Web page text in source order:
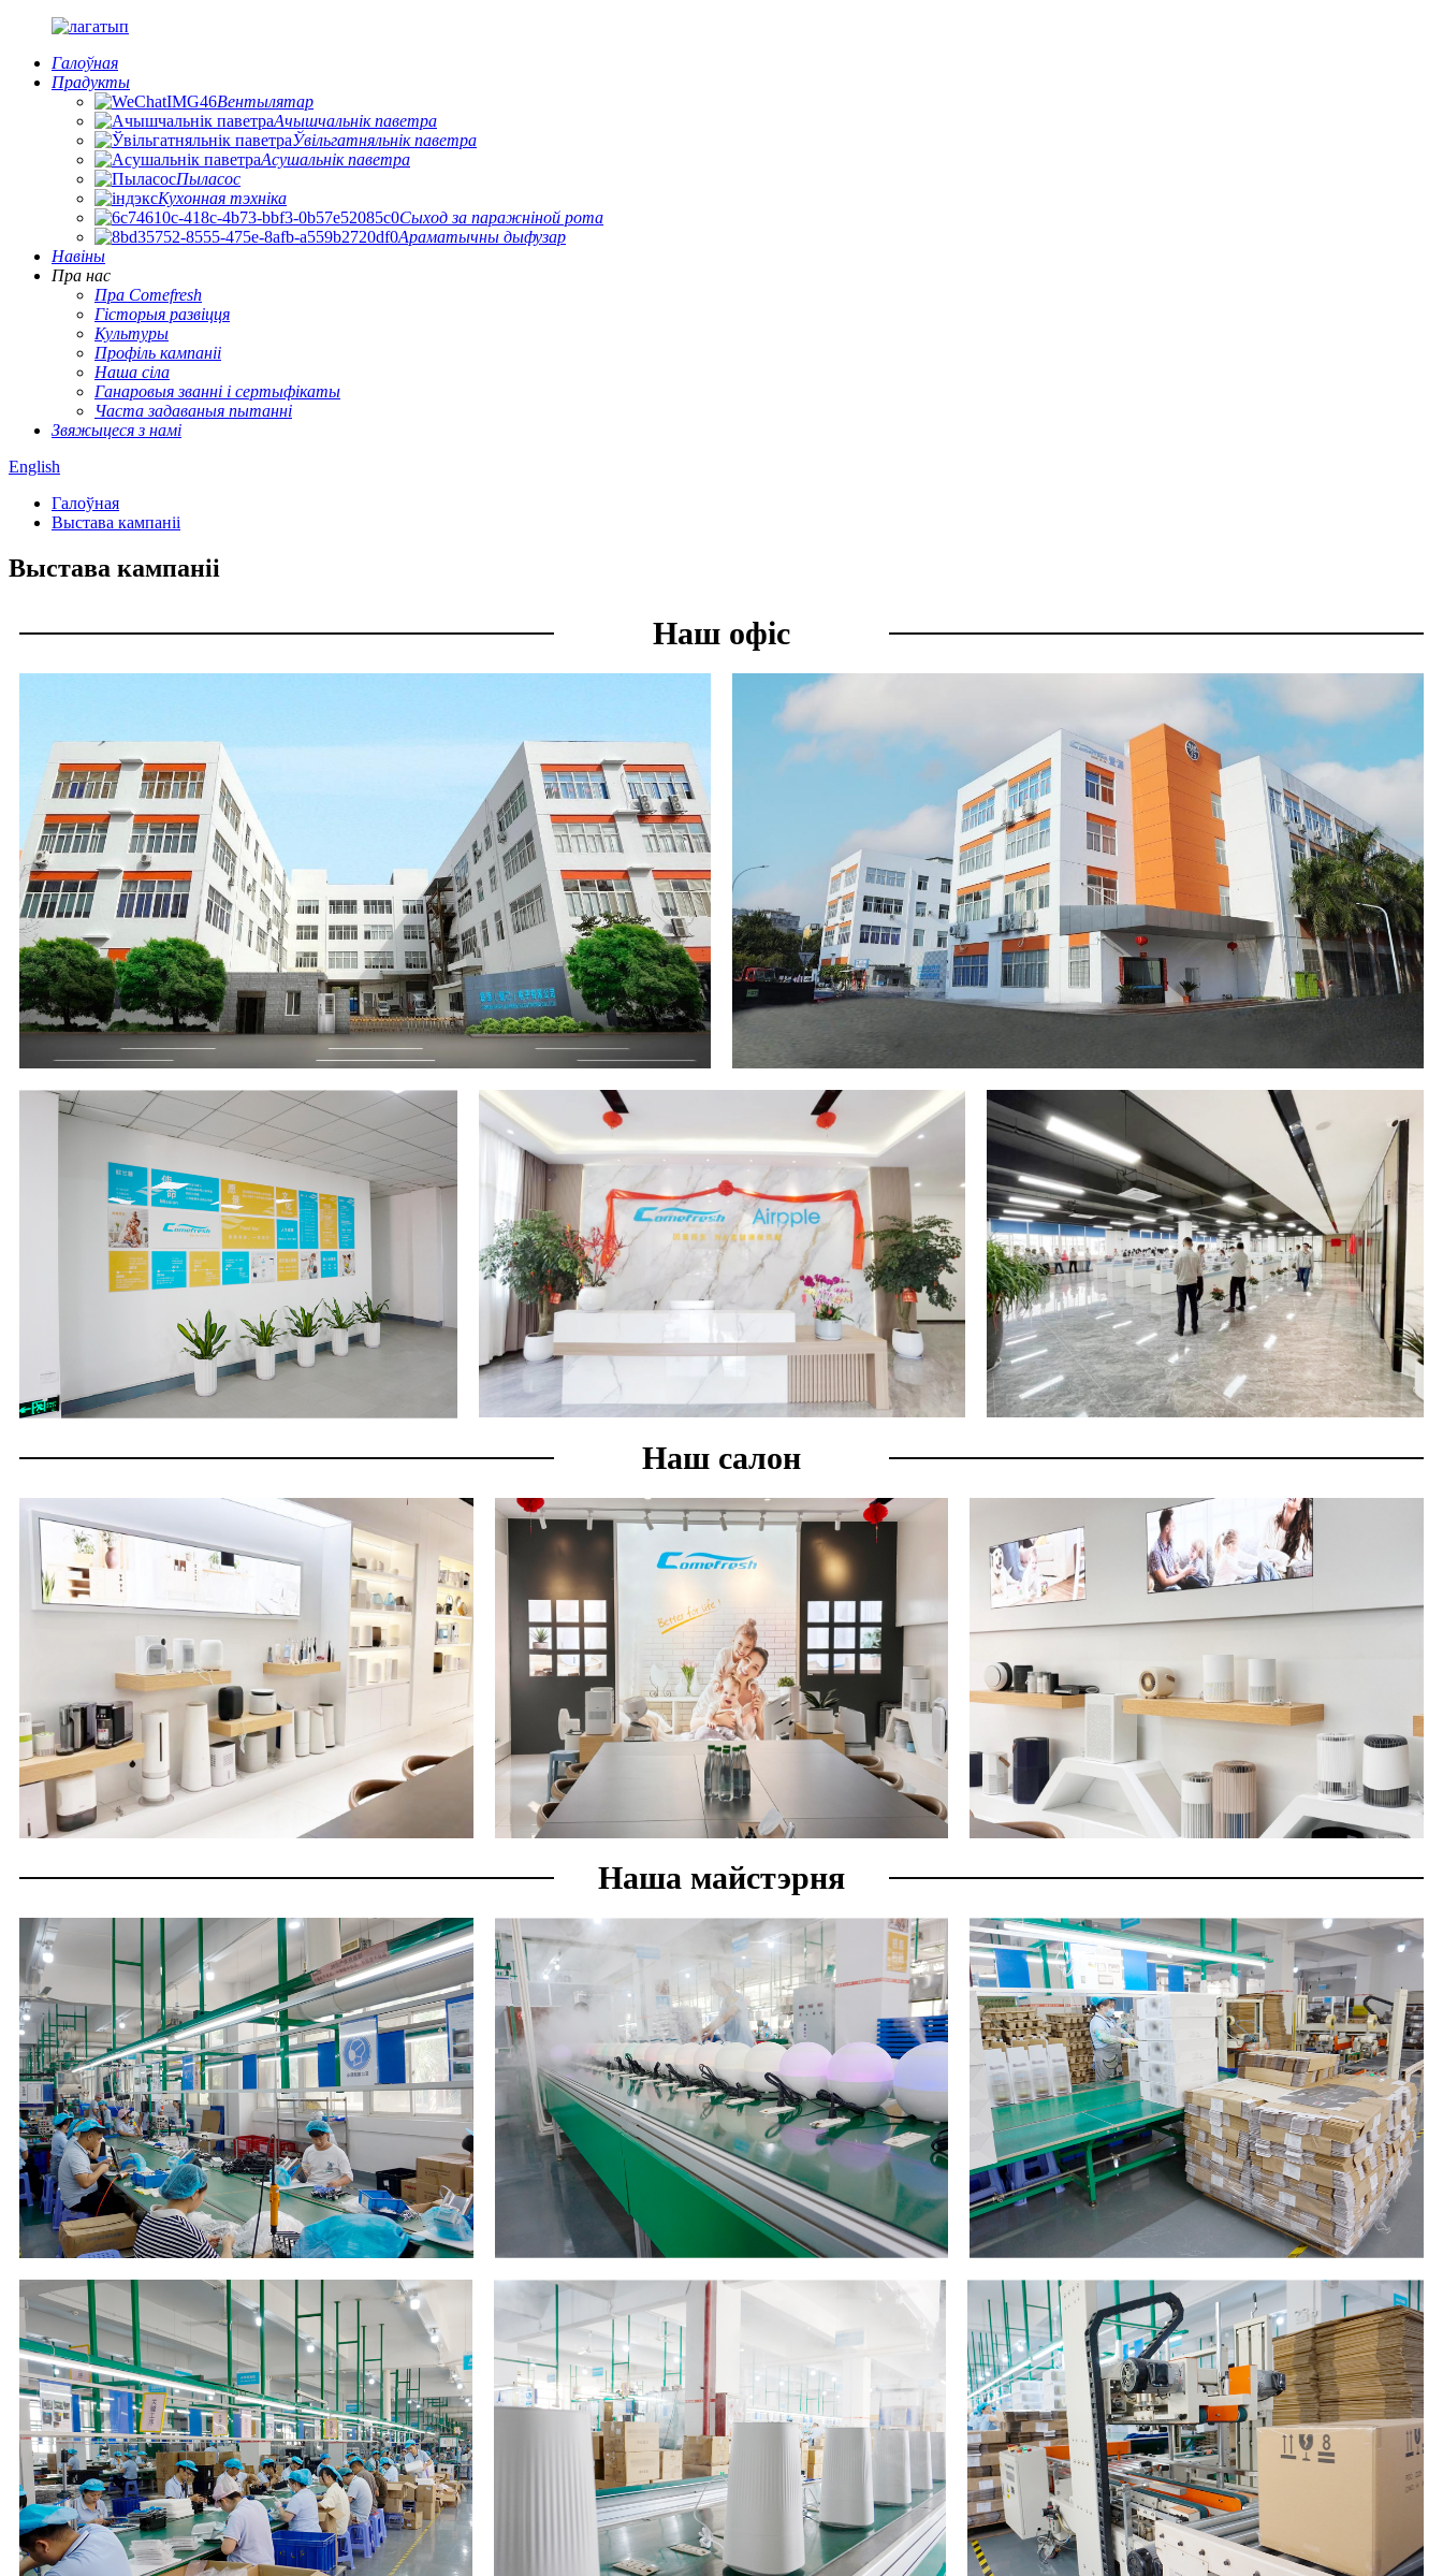
Галоўная
Прадукты
Вентылятар
Ачышчальнік паветра
Ўвільгатняльнік паветра
Асушальнік паветра
Пыласос
Кухонная тэхніка
Сыход за паражніной рота
Араматычны дыфузар
Навіны
Пра нас
Пра Comefresh
Гісторыя развіцця
Культуры
Профіль кампаніі
Наша сіла
Ганаровыя званні і сертыфікаты
Часта задаваныя пытанні
Звяжыцеся з намі
English
Галоўная
Выстава кампаніі
Выстава кампаніі
Наш офіс
Наш салон
Наша майстэрня